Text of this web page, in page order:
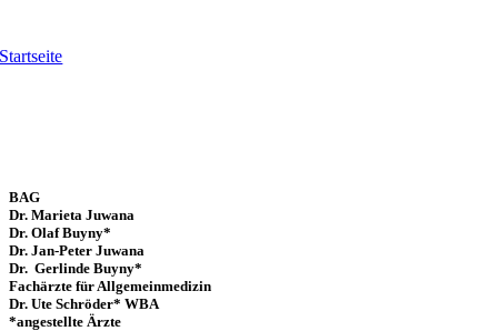
Startseite
BAG
Dr. Marieta Juwana
Dr. Olaf Buyny*
Dr. Jan-Peter Juwana
Dr. Gerlinde Buyny*
Fachärzte für Allgemeinmedizin
Dr. Ute Schröder* WBA
*angestellte Ärzte